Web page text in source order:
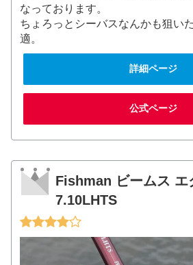
なっております。
ちょろっとシーバスなんかも狙い
適。
詳細ページ
公式ページ
Fishman ビームス エ
7.10LHTS